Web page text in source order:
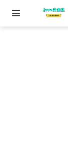
跳至主要內容